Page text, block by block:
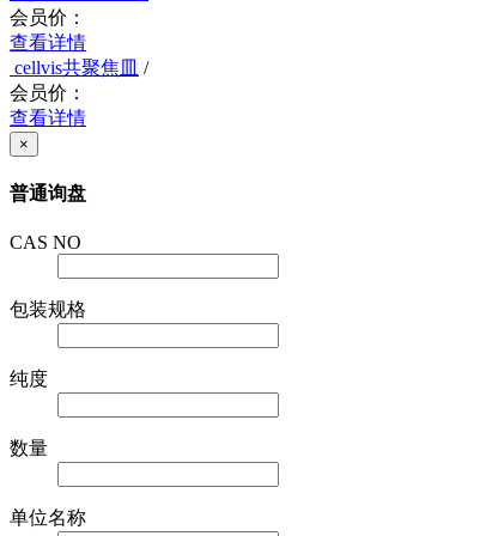
会员价：
查看详情
cellvis共聚焦皿 /
会员价：
查看详情
×
普通询盘
CAS NO
包装规格
纯度
数量
单位名称